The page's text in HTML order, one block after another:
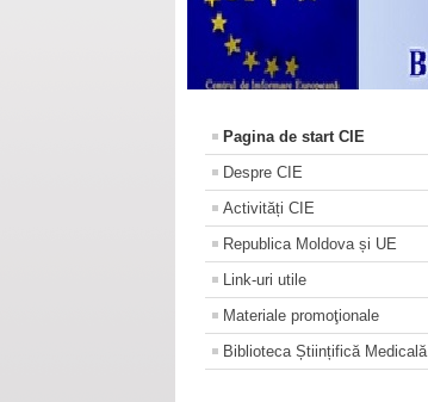
Pagina de start CIE
Despre CIE
Activități CIE
Republica Moldova și UE
Link-uri utile
Materiale promoţionale
Biblioteca Științifică Medicală